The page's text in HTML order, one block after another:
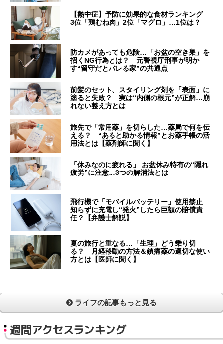
【熱中症】予防に効果的な食材ランキング
3位「鶏むね肉」2位「マグロ」…1位は？
防カメがあっても危険…「お盆の空き巣」を
招くNG行為とは？ 元警視庁刑事が明か
す“留守だとバレる家”の共通点
前髪のセット、スタイリング剤を「表面」に
塗ると失敗？ 実は“内側の根元”が正解…崩
れない整え方とは
旅先で「常用薬」を切らした…薬局で何を伝
える？ “あると助かる情報”とお薬手帳の活
用法とは【薬剤師に聞く】
「休みなのに疲れる」 お盆休み特有の“隠れ
疲労”に注意…3つの解消法とは
飛行機で「モバイルバッテリー」使用禁止
知らずに充電し“発火”したら巨額の賠償責
任？【弁護士解説】
夏の旅行と重なる…「生理」どう乗り切
る？ 月経移動の方法＆鎮痛薬の適切な使い
方とは【医師に聞く】
ライフの記事もっと見る
週間アクセスランキング